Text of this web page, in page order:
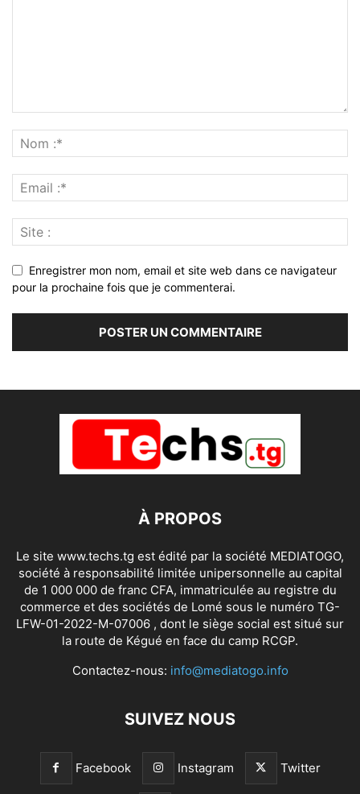
Enregistrer mon nom, email et site web dans ce navigateur
pour la prochaine fois que je commenterai.
À PROPOS
Le site www.techs.tg est édité par la société MEDIATOGO,
société à responsabilité limitée unipersonnelle au capital
de 1 000 000 de franc CFA, immatriculée au registre du
commerce et des sociétés de Lomé sous le numéro TG-
LFW-01-2022-M-07006 , dont le siège social est situé sur
la route de Kégué en face du camp RCGP.
Contactez-nous: info@mediatogo.info
SUIVEZ NOUS
Facebook Instagram Twitter